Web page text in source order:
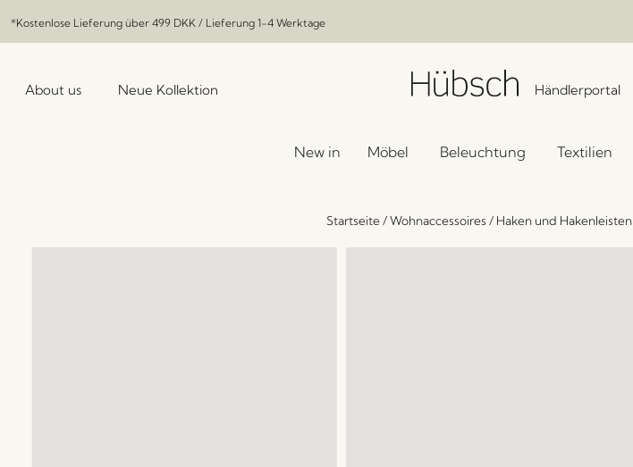
*Kostenlose Lieferung über 499 DKK / Lieferung 1-4 Werktage
About us Neue Kollektion Händlerportal
New in Möbel Beleuchtung Textilien
Startseite/Wohnaccessoires / Haken und Hakenleisten